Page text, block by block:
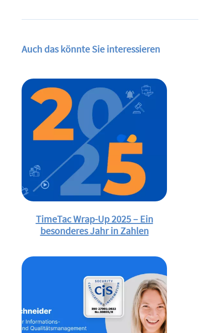
Auch das könnte Sie interessieren
TimeTac Wrap-Up 2025 – Ein
besonderes Jahr in Zahlen